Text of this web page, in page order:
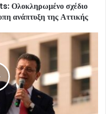
Ολοκληρωμένο σχέδιο
ανάπτυξη της Αττικής